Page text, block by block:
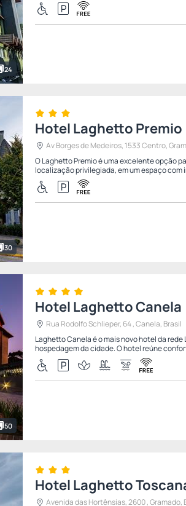
24
30
Hotel Laghetto Premio
Av Borges de Medeiros, 1533 Centro,
O Laghetto Premio é uma excelente opção
localização privilegiada, em um espaço
50
Hotel Laghetto Canela
Rua Rodolfo Schlieper, 64 , Canela, Brasil
Laghetto Canela é o mais novo hotel da
hospedagem da cidade. O hotel reúne
Hotel Laghetto
Avenida das Hortênsias, 2600 , Gramado,